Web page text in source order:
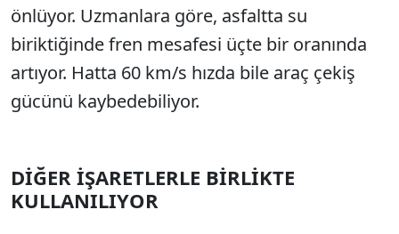
önlüyor. Uzmanlara göre, asfaltta su
biriktiğinde fren mesafesi üçte bir oranında
artıyor. Hatta 60 km/s hızda bile araç çekiş
gücünü kaybedebiliyor.
DİĞER İŞARETLERLE BİRLİKTE
KULLANILIYOR